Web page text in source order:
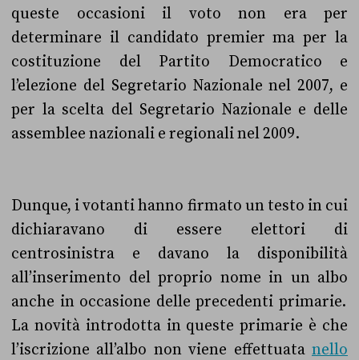
queste occasioni il voto non era per
determinare il candidato premier ma per la
costituzione del Partito Democratico e
l’elezione del Segretario Nazionale nel 2007, e
per la scelta del Segretario Nazionale e delle
assemblee nazionali e regionali nel 2009.
Dunque, i votanti hanno firmato un testo in cui
dichiaravano di essere elettori di
centrosinistra e davano la disponibilità
all’inserimento del proprio nome in un albo
anche in occasione delle precedenti primarie.
La novità introdotta in queste primarie è che
l’iscrizione all’albo non viene effettuata nello